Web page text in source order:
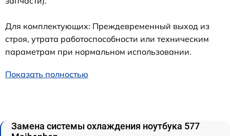
Для комплектующих: Преждевременный выход из
строя, утрата работоспособности или техническим
параметрам при нормальном использовании.
Показать полностью
Замена системы охлаждения ноутбука 577